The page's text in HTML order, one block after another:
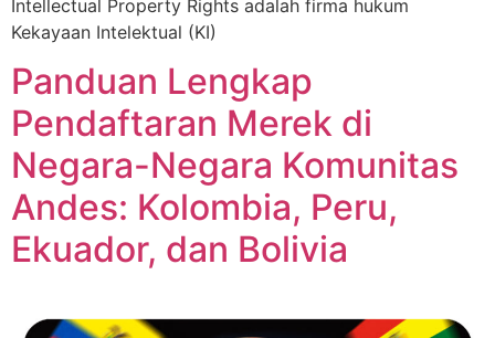
Intellectual Property Rights adalah firma hukum
Kekayaan Intelektual (KI)
Panduan Lengkap
Pendaftaran Merek di
Negara-Negara Komunitas
Andes: Kolombia, Peru,
Ekuador, dan Bolivia